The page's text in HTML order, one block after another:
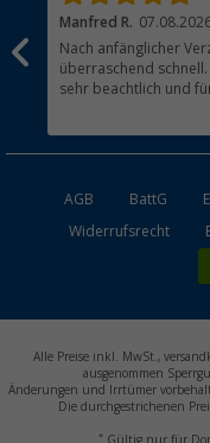
Manfred R.
Nach anfänglicher
überraschend
sehr beachtlich und
waren gut verpackt
AGB BattG
Widerrufsrecht
Alle Preise inkl. MwSt.,
ausgenommen
Änderungen und Irrtümer
Die durchgestrichenen
*Gültig nur für